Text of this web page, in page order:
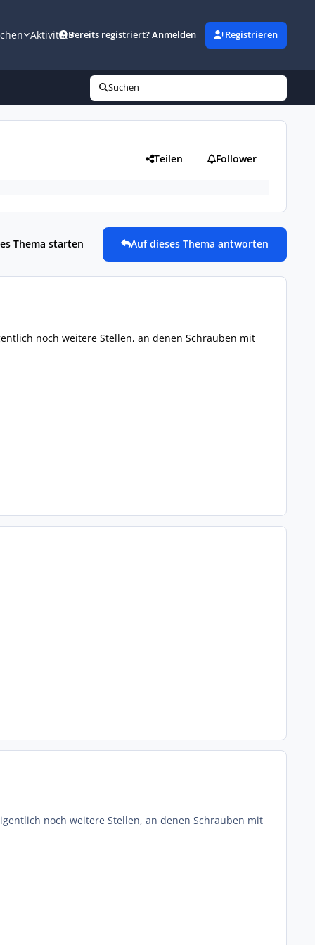
AktivitätBereits registriert? Anmelden Registrieren
Suchen
Teilen Follower
Thema starten Auf dieses Thema antworten
noch weitere Stellen, an denen Schrauben mit
noch weitere Stellen, an denen Schrauben mit